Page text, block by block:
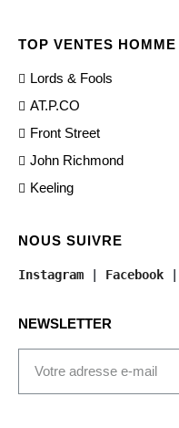
TOP VENTES HOMME
Lords & Fools
AT.P.CO
Front Street
John Richmond
Keeling
NOUS SUIVRE
Instagram | Facebook |
NEWSLETTER